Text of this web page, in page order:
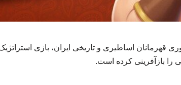
قهرمانان اساطیری و تاریخی ایران، بازی
را بازآفرینی کرده است.